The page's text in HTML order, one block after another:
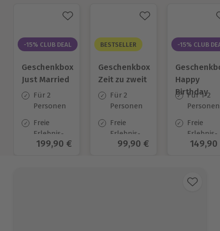
-15% CLUB DEAL
Geschenkbox
Just Married
Für 2
Personen
Freie
Erlebnis-
Auswahl
Aktueller Preis
199,90 €
BESTSELLER
Geschenkbox
Zeit zu zweit
Für 2
Personen
Freie
Erlebnis-
Auswahl
Aktueller Preis
99,90 €
-15% CLUB
Happy
Birthday
Für 1-2
Personen
Freie
Erlebnis-
Auswahl
149,90